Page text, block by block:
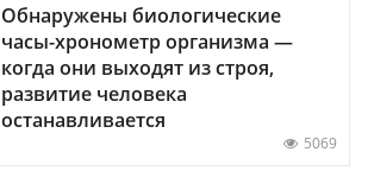
Обнаружены биологические
часы-хронометр организма —
когда они выходят из строя,
развитие человека
останавливается
5069